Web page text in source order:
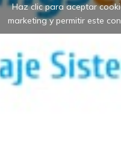
Haz clic para aceptar
marketing y permitir este